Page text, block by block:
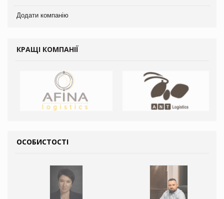
Додати компанію
КРАЩІ КОМПАНІЇ
ОСОБИСТОСТІ